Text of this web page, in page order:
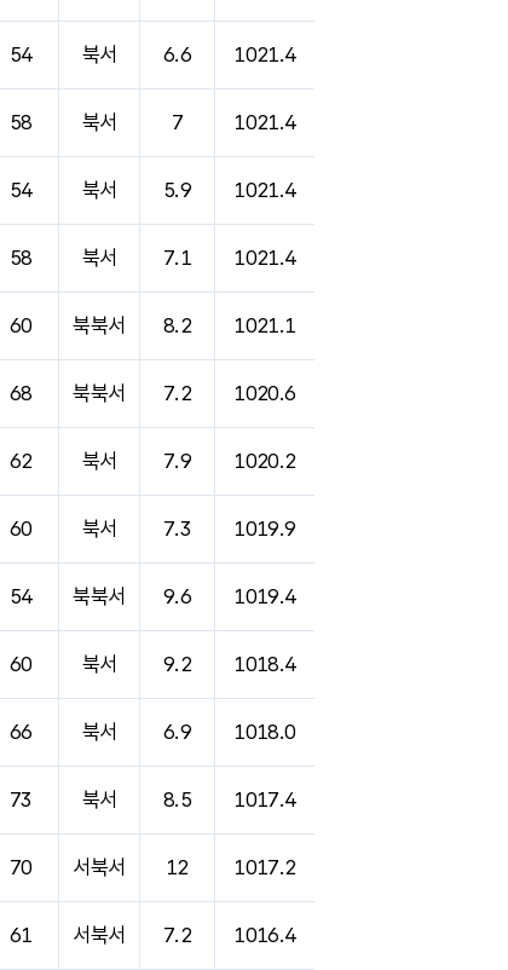
54 북서 6.6 1021.4
58 북서 7 1021.4
54 북서 5.9 1021.4
58 북서 7.1 1021.4
60 북북서 8.2 1021.1
68 북북서 7.2 1020.6
62 북서 7.9 1020.2
60 북서 7.3 1019.9
54 북북서 9.6 1019.4
60 북서 9.2 1018.4
66 북서 6.9 1018.0
73 북서 8.5 1017.4
70 서북서 12 1017.2
61 서북서 7.2 1016.4